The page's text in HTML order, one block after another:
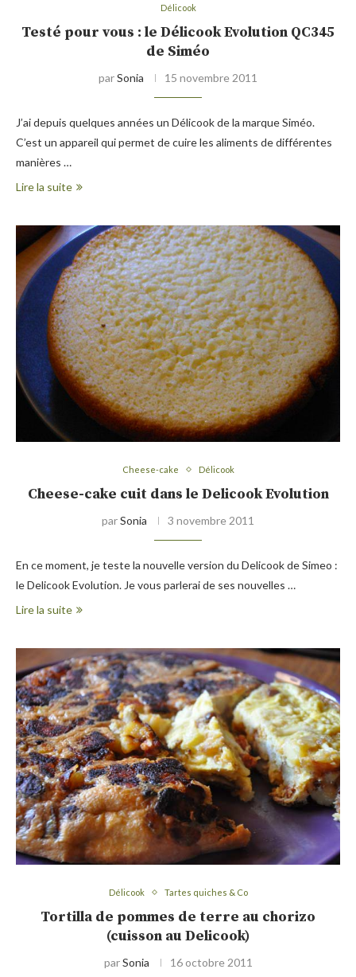
Délicook
Testé pour vous : le Délicook Evolution QC345
de Siméo
parSonia 15 novembre 2011
J’ai depuis quelques années un Délicook de la marque Siméo.
C’est un appareil qui permet de cuire les aliments de différentes
manières …
Lire la suite
Cheese-cake Délicook
Cheese-cake cuit dans le Delicook Evolution
parSonia 3 novembre 2011
En ce moment, je teste la nouvelle version du Delicook de Simeo :
le Delicook Evolution. Je vous parlerai de ses nouvelles …
Lire la suite
Délicook Tartes quiches & Co
Tortilla de pommes de terre au chorizo
(cuisson au Delicook)
parSonia 16 octobre 2011